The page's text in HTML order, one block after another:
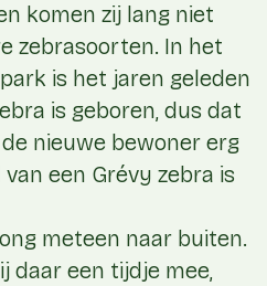
komen zij lang niet
zebrasoorten. In het
is het jaren geleden
is geboren, dus dat
nieuwe bewoner erg
een Grévy zebra is
meteen naar buiten.
daar een tijdje mee,